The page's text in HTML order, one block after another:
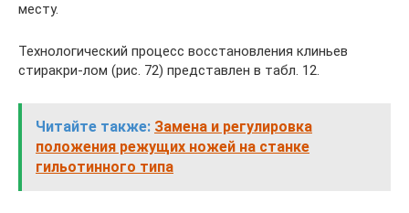
месту.
Технологический процесс восстановления клиньев
стиракри-лом (рис. 72) представлен в табл. 12.
Читайте также: Замена и регулировка
положения режущих ножей на станке
гильотинного типа